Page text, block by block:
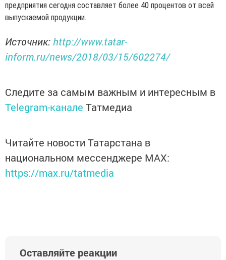
предприятия сегодня составляет более 40 процентов от всей
выпускаемой продукции.
Источник:http://www.tatar-
inform.ru/news/2018/03/15/602274/
Следите за самым важным и интересным в
Telegram-канале Татмедиа
Читайте новости Татарстана в
национальном мессенджере MАХ:
https://max.ru/tatmedia
Оставляйте реакции